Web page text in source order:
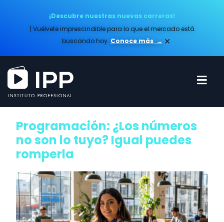
¡Descubre nuestras nuevas carreras!
| Vuélvete imprescindible para lo que el mercado está
buscando hoy. Conoce más​ → ×
Programación: ¿Los números
no son lo tuyo? Igual puedes
romperla